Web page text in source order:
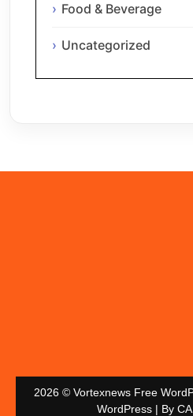
Food & Beverage
Uncategorized
2026 © Vortexnews Free
WordPress | By